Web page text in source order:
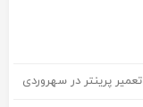
تعمیر پرینتر در سهروردی